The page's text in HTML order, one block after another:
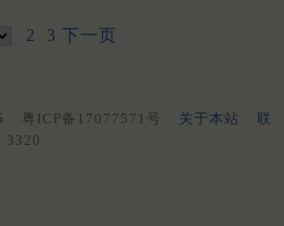
2 3 下一页
粤ICP备17077571号 关于本站
联
3320